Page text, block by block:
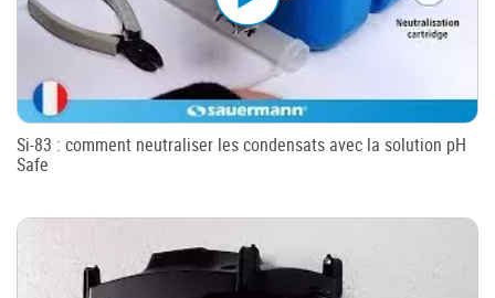
Si-83 : comment neutraliser les condensats avec la solution pH
Safe